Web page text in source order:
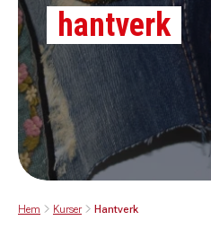
hantverk
Hem Kurser Hantverk